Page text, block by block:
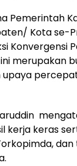
Pemerintah
Kota se-
Konvergensi
merupakan
kerja keras